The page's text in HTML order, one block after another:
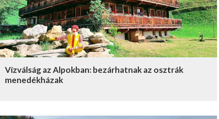
Vízválság az Alpokban: bezárhatnak az osztrák
menedékházak